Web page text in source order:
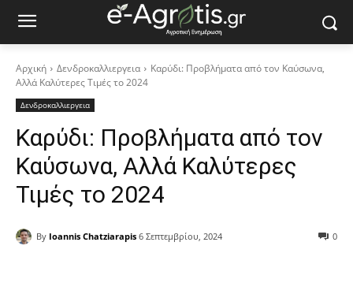
Αρχική Δενδροκαλλιεργεια
Καρύδι: Προβλήματα από τον Καύσωνα,
Αλλά Καλύτερες Τιμές το 2024
Δενδροκαλλιεργεια
Καρύδι: Προβλήματα από τον
Καύσωνα, Αλλά Καλύτερες
Τιμές το 2024
By Ioannis Chatziarapis 6 Σεπτεμβρίου, 2024 0